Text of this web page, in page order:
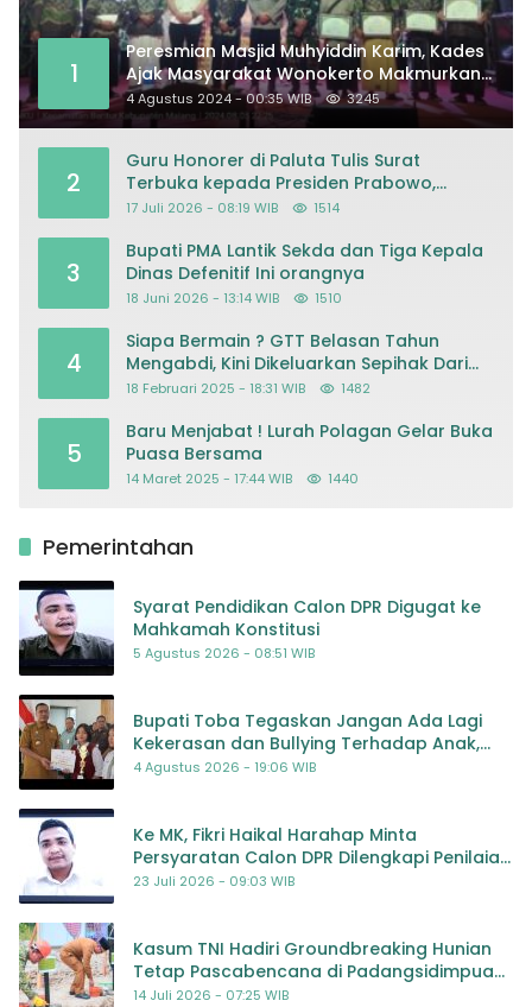
1
Peresmian Masjid Muhyiddin Karim, Kades
Ajak Masyarakat Wonokerto Makmurkan
Masjid
4 Agustus 2024 - 00:35 WIB 3245
2
Guru Honorer di Paluta Tulis Surat
Terbuka kepada Presiden Prabowo,
Mohon Keadilan atas Dugaan
17 Juli 2026 - 08:19 WIB 1514
3
Bupati PMA Lantik Sekda dan Tiga Kepala
Dinas Defenitif Ini orangnya
18 Juni 2026 - 13:14 WIB 1510
4
Siapa Bermain ? GTT Belasan Tahun
Mengabdi, Kini Dikeluarkan Sepihak Dari
Dapodik
18 Februari 2025 - 18:31 WIB 1482
5
Baru Menjabat ! Lurah Polagan Gelar Buka
Puasa Bersama
14 Maret 2025 - 17:44 WIB 1440
Pemerintahan
Syarat Pendidikan Calon DPR Digugat ke
Mahkamah Konstitusi
5 Agustus 2026 - 08:51 WIB
Bupati Toba Tegaskan Jangan Ada Lagi
Kekerasan dan Bullying Terhadap Anak,
Dorong Kolaborasi Seluruh Pihak
4 Agustus 2026 - 19:06 WIB
Ke MK, Fikri Haikal Harahap Minta
Persyaratan Calon DPR Dilengkapi Penilaian
Kompetensi
23 Juli 2026 - 09:03 WIB
Kasum TNI Hadiri Groundbreaking Hunian
Tetap Pascabencana di Padangsidimpuan,
Harapan Baru bagi Penyintas
14 Juli 2026 - 07:25 WIB